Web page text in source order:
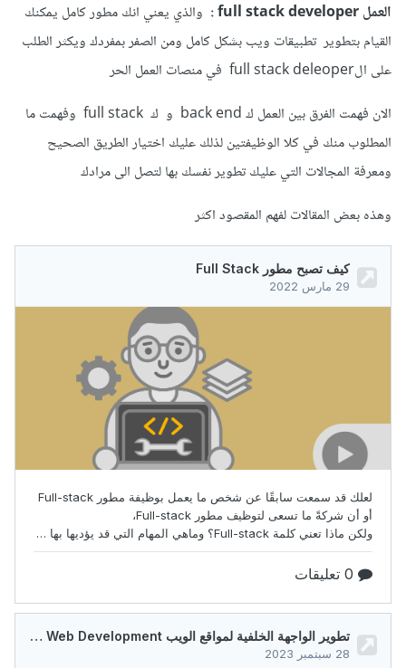
العمل full stack developer :
والذي يعني انك مطور كامل يمكنك
القيام بتطوير تطبيقات ويب بشكل كامل ومن الصفر بمفردك ويكثر الطلب
على الfull stack deleoper في منصات العمل الحر
الان فهمت الفرق بين العمل ك back end و ك full stack وفهمت ما
المطلوب منك في كلا الوظيفتين لذلك عليك اختيار الطريق الصحيح
ومعرفة المجالات التي عليك تطوير نفسك بها لتصل الى مرادك
وهذه بعض المقالات لفهم المقصود اكثر